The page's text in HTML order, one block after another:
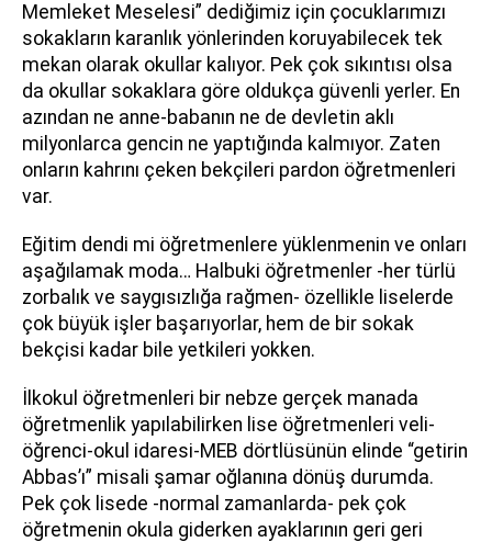
Memleket Meselesi” dediğimiz için çocuklarımızı
sokakların karanlık yönlerinden koruyabilecek tek
mekan olarak okullar kalıyor. Pek çok sıkıntısı olsa
da okullar sokaklara göre oldukça güvenli yerler. En
azından ne anne-babanın ne de devletin aklı
milyonlarca gencin ne yaptığında kalmıyor. Zaten
onların kahrını çeken bekçileri pardon öğretmenleri
var.
Eğitim dendi mi öğretmenlere yüklenmenin ve onları
aşağılamak moda… Halbuki öğretmenler -her türlü
zorbalık ve saygısızlığa rağmen- özellikle liselerde
çok büyük işler başarıyorlar, hem de bir sokak
bekçisi kadar bile yetkileri yokken.
İlkokul öğretmenleri bir nebze gerçek manada
öğretmenlik yapılabilirken lise öğretmenleri veli-
öğrenci-okul idaresi-MEB dörtlüsünün elinde “getirin
Abbas’ı” misali şamar oğlanına dönüş durumda.
Pek çok lisede -normal zamanlarda- pek çok
öğretmenin okula giderken ayaklarının geri geri